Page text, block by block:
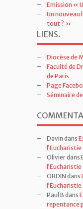
Emission «
Un nouveau
tout ? »
LIENS.
Diocèse de
Faculté de
de Paris
Page
Séminaire
Davin dans
l’Eucharistie
Olivierdans
l’Eucharistie
ORDIN dans
l’Eucharistie
Paul B dans
repentance